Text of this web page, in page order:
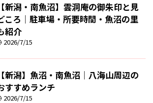
【新潟・南魚沼】雲洞庵の御朱印と見
ころ｜駐車場・所要時間・魚沼の里
紹介
2026/7/15
【新潟】魚沼・南魚沼｜八海山周辺の
すすめランチ
2026/7/15